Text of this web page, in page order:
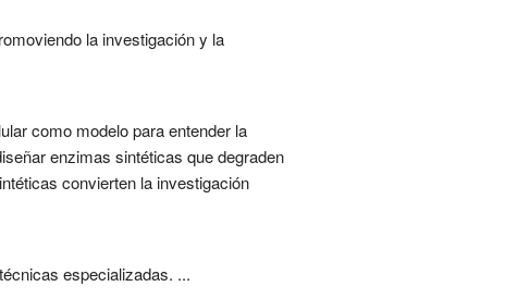
la investigación y la
como modelo para entender la
enzimas sintéticas que degraden
convierten la investigación
especializadas. ...